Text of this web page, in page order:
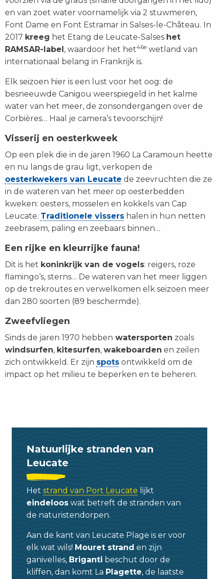
en van zoet water voornamelijk via 2 stuwmeren,
Font Dame en Font Estramar in Salses-le-Château. In
2017 kreeg het Etang de Leucate-Salses het
RAMSAR-label, waardoor het het46e wetland van
internationaal belang in Frankrijk is.
Elk seizoen hier is een lust voor het oog: de
besneeuwde Canigou weerspiegeld in het kalme
water van het meer, de zonsondergangen over de
Corbières… Haal je camera’s tevoorschijn!
Visserij en oesterkweek
Op een plek die in de jaren 1960 La Caramoun heette
en nu langs de grau ligt, verkopen de
oesterkwekers van Leucate de zeevruchten die ze
in de wateren van het meer op oesterbedden
kweken: oesters, mosselen en kokkels van Cap
Leucate. Traditionele vissers halen in hun netten
zeebrasem, paling en zeebaars binnen…
Een rijke en kleurrijke fauna!
Dit is het koninkrijk van de vogels: reigers, roze
flamingo’s, sterns… De wateren van het meer liggen
op de trekroutes en verwelkomen elk seizoen meer
dan 280 soorten (89 beschermde).
Zweefvliegen
Sinds de jaren 1970 hebben watersporten zoals
windsurfen, kitesurfen, wakeboarden en zeilen
zich ontwikkeld. Er zijn spots ontwikkeld om de
impact op het milieu te beperken en te beheren.
Natuurlijke stranden van
Leucate
Het strand van Port Leucate lijkt
eindeloos wat betreft de stranden van
de naturistendorpen.
Aan de kant van Leucate Plage is er voor
elk wat wils! Mouret strand en zijn
ganivelles, Briganti beschut door de
kliffen, dan komt La Plagette, de laatste